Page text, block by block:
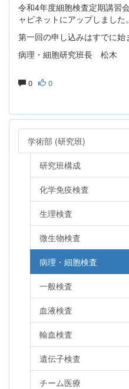
令和4年度細胞検査定期講習
ャビネットにアップしました。
第一回の申し込みはすでに始
病理・細胞研究班長 松木
0 0
学術部 (研究班)
研究班構成
化学免疫検査
生理検査
微生物検査
病理・細胞検査
一般検査
血液検査
輸血検査
遺伝子検査
チーム医療